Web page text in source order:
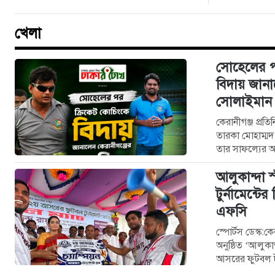
খেলা
সোহেলের
বিদায়
সোলাইমান
কেরানীগঞ্জ
তারকা
তার সাফল্যের
এই জনপদের
আলুকান্দা
এফসি
স্পোর্টস
অনুষ্ঠিত
আসরের ফুটবল